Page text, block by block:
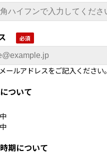
ールアドレスをご記入ください。
ついて
期について